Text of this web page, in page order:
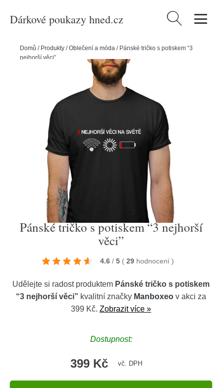
Dárkové poukazy hned.cz Vyhledávání
Domů / Produkty /Oblečení a móda / Pánské tričko s potiskem “3
nejhorší věci”
Pánské tričko s potiskem “3 nejhorší
věci”
4.6 / 5 ( 29 hodnocení )
Udělejte si radost produktem Pánské tričko s potiskem
“3 nejhorší věci” kvalitní značky Manboxeo v akci za
399 Kč. Zobrazit více »
Dostupnost:
399 Kč vč. DPH